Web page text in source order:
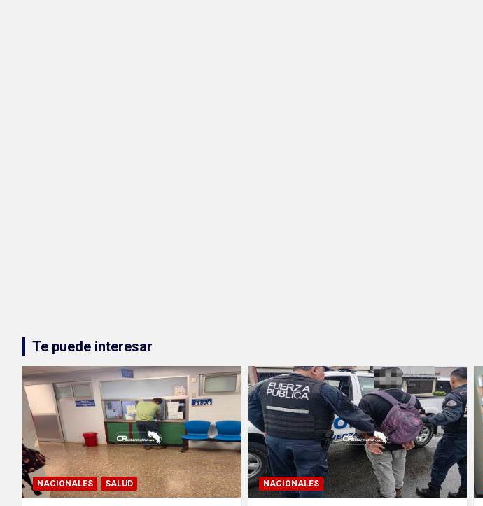
Te puede interesar
NACIONALES SALUD NACIONALES